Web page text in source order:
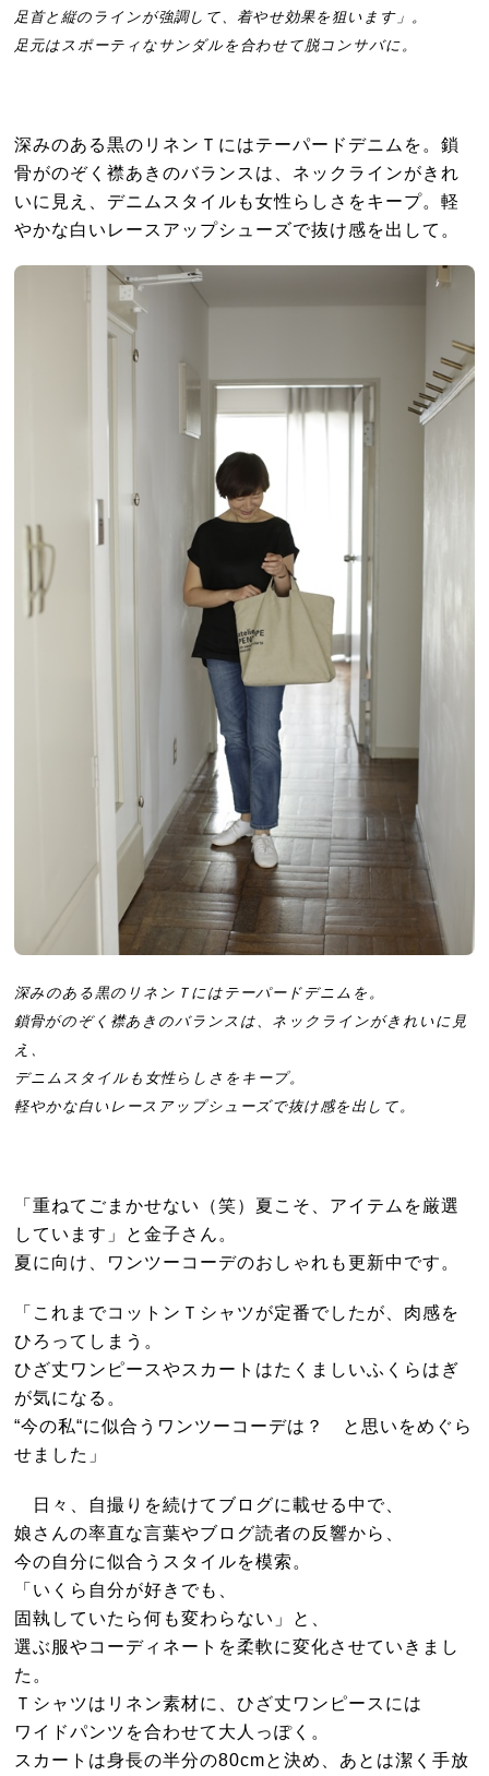
足首と縦のラインが強調して、着やせ効果を狙います」。
足元はスポーティなサンダルを合わせて脱コンサバに。
深みのある黒のリネンＴにはテーパードデニムを。鎖
骨がのぞく襟あきのバランスは、ネックラインがきれ
いに見え、デニムスタイルも女性らしさをキープ。軽
やかな白いレースアップシューズで抜け感を出して。
深みのある黒のリネンＴにはテーパードデニムを。
鎖骨がのぞく襟あきのバランスは、ネックラインがきれいに見
え、
デニムスタイルも女性らしさをキープ。
軽やかな白いレースアップシューズで抜け感を出して。
「重ねてごまかせない（笑）夏こそ、アイテムを厳選
しています」と金子さん。
夏に向け、ワンツーコーデのおしゃれも更新中です。
「これまでコットンＴシャツが定番でしたが、肉感を
ひろってしまう。
ひざ丈ワンピースやスカートはたくましいふくらはぎ
が気になる。
“今の私“に似合うワンツーコーデは？ と思いをめぐら
せました」
日々、自撮りを続けてブログに載せる中で、
娘さんの率直な言葉やブログ読者の反響から、
今の自分に似合うスタイルを模索。
「いくら自分が好きでも、
固執していたら何も変わらない」と、
選ぶ服やコーディネートを柔軟に変化させていきまし
た。
Ｔシャツはリネン素材に、ひざ丈ワンピースには
ワイドパンツを合わせて大人っぽく。
スカートは身長の半分の80cmと決め、あとは潔く手放